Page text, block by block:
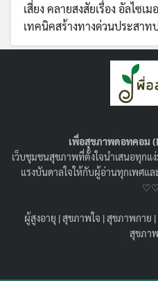
เสี่ยง คลายสงสัยเรื่อง อัลไซ
เทคนิคสร้างทางด่วนประสา
ฟิลเลอร์เพิ่มขนาด HA
เพื่อสุขภาพดอทคอม
เว็บชุมชนสุขภาพที่ตั้งใจนำเสนอทุกแ
แรงบันดาลใจให้กับผู้อ่านทุกเพศแ
ผู้สูงอายุ |สุขภาพใจ |สุขภาพกาย |
สุขภา